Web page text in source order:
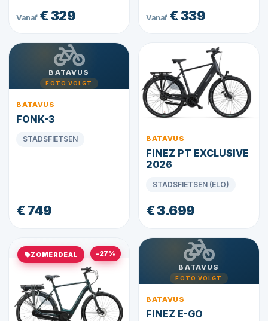
Vanaf€ 329 Vanaf€ 339
BATAVUS
FOTO VOLGT
BATAVUS
FONK-3
STADSFIETSEN
€ 749
BATAVUS
FINEZ PT EXCLUSIVE
2026
STADSFIETSEN (ELO)
€ 3.699
ZOMERDEAL -27%
BATAVUS
FOTO VOLGT
BATAVUS
FINEZ E-GO